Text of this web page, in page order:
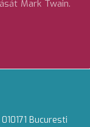
Mark Twain.
Bucuresti